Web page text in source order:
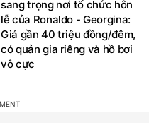
sang trọng nơi tổ chức hôn
lễ của Ronaldo - Georgina:
Giá gần 40 triệu đồng/đêm,
có quản gia riêng và hồ bơi
vô cực